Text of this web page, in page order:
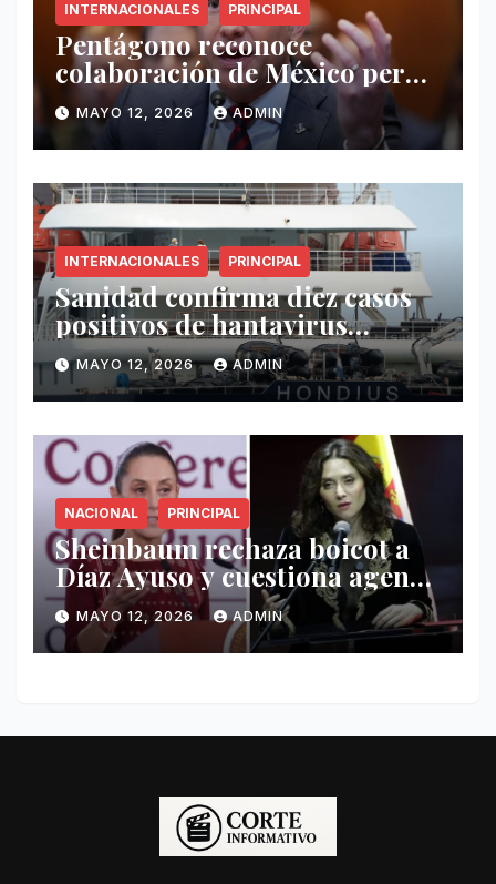
INTERNACIONALES PRINCIPAL
Pentágono reconoce
colaboración de México pero
exige mayor operatividad
antidrogas
MAYO 12, 2026 ADMIN
INTERNACIONALES PRINCIPAL
Sanidad confirma diez casos
positivos de hantavirus
vinculados al crucero MV
Hondius
MAYO 12, 2026 ADMIN
NACIONAL PRINCIPAL
Sheinbaum rechaza boicot a
Díaz Ayuso y cuestiona agenda
de funcionaria española
MAYO 12, 2026 ADMIN